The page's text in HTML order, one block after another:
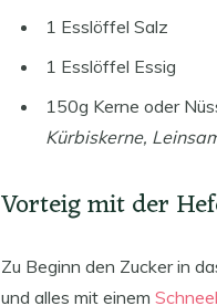
1 Esslöffel Salz
1 Esslöffel Essig
150g Kerne oder
Kürbiskerne,
Vorteig mit der
Zu Beginn den Zucker in
und alles mit einem